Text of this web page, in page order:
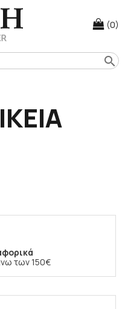
(0)
search
των 150€